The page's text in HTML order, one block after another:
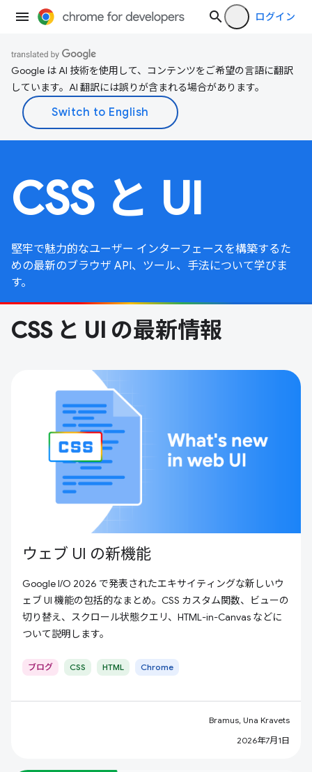
ログイン
Google は AI 技術を使用して、コンテンツをご希望の言語に翻訳
しています。AI 翻訳には誤りが含まれる場合があります。
CSS と UI
堅牢で魅力的なユーザー インターフェースを構築するた
めの最新のブラウザ API、ツール、手法について学びま
す。
CSS と UI の最新情報
ウェブ UI の新機能
Google I/O 2026 で発表されたエキサイティングな新しいウ
ェブ UI 機能の包括的なまとめ。CSS カスタム関数、ビューの
切り替え、スクロール状態クエリ、HTML-in-Canvas などに
ついて説明します。
ブログ CSS HTML Chrome
Bramus, Una Kravets
2026年7月1日